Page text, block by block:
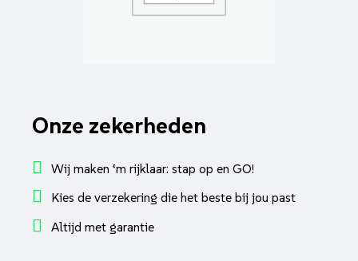
Onze zekerheden
Wij maken ‘m rijklaar: stap op en GO!
Kies de verzekering die het beste bij jou past
Altijd met garantie